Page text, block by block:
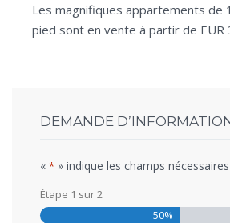
Les magnifiques appartements de
pied sont en vente à partir de EUR
DEMANDE
« * » indique les champs nécessaires
Étape 1 sur2
50%